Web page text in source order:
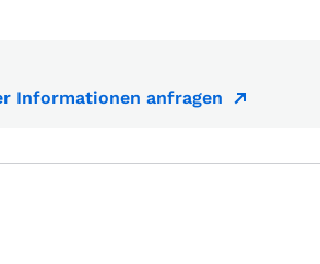
Informationen anfragen